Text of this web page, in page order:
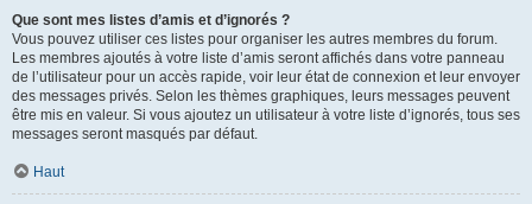
Que sont mes listes d’amis et d’ignorés ?
Vous pouvez utiliser ces listes pour organiser les autres membres du forum.
Les membres ajoutés à votre liste d’amis seront affichés dans votre panneau
de l’utilisateur pour un accès rapide, voir leur état de connexion et leur envoyer
des messages privés. Selon les thèmes graphiques, leurs messages peuvent
être mis en valeur. Si vous ajoutez un utilisateur à votre liste d’ignorés, tous ses
messages seront masqués par défaut.
Haut